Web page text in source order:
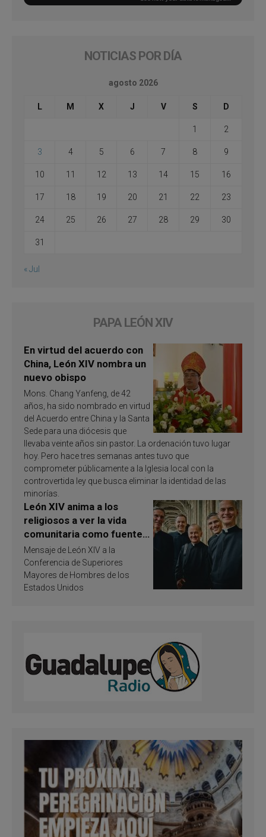
NOTICIAS POR DÍA
agosto 2026
L M X J V S D
1 2
3 4 5 6 7 8 9
10 11 12 13 14 15 16
17 18 19 20 21 22 23
24 25 26 27 28 29 30
31
« Jul
PAPA LEÓN XIV
En virtud del acuerdo con
China, León XIV nombra un
nuevo obispo
Mons. Chang Yanfeng, de 42
años, ha sido nombrado en virtud
del Acuerdo entre China y la Santa
Sede para una diócesis que
llevaba veinte años sin pastor. La ordenación tuvo lugar
hoy. Pero hace tres semanas antes tuvo que
comprometer públicamente a la Iglesia local con la
controvertida ley que busca eliminar la identidad de las
minorías.
León XIV anima a los
religiosos a ver la vida
comunitaria como fuente
de inspiración y
santificación
Mensaje de León XIV a la
Conferencia de Superiores
Mayores de Hombres de los
Estados Unidos